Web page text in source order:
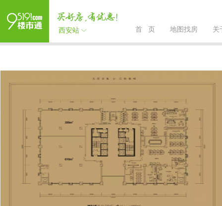
西安站 首 页 地图找房 关